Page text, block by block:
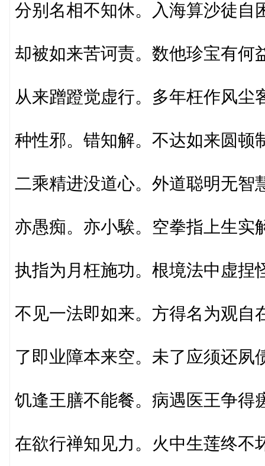
分别名相不知休。入海算沙徒自
却被如来苦诃责。数他珍宝有何
从来蹭蹬觉虚行。多年枉作风尘
种性邪。错知解。不达如来圆顿
二乘精进没道心。外道聪明无智
亦愚痴。亦小騃。空拳指上生实
执指为月枉施功。根境法中虚捏
不见一法即如来。方得名为观自
了即业障本来空。未了应须还夙
饥逢王膳不能餐。病遇医王争得
在欲行禅知见力。火中生莲终不